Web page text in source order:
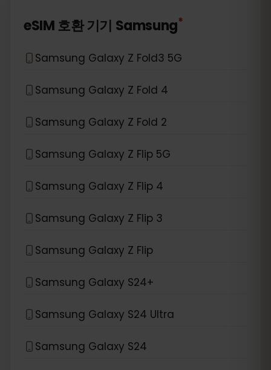
eSIM 호환 기기 Samsung*
Samsung Galaxy Z Fold3 5G
Samsung Galaxy Z Fold 4
Samsung Galaxy Z Fold 2
Samsung Galaxy Z Flip 5G
Samsung Galaxy Z Flip 4
Samsung Galaxy Z Flip 3
Samsung Galaxy Z Flip
Samsung Galaxy S24+
Samsung Galaxy S24 Ultra
Samsung Galaxy S24